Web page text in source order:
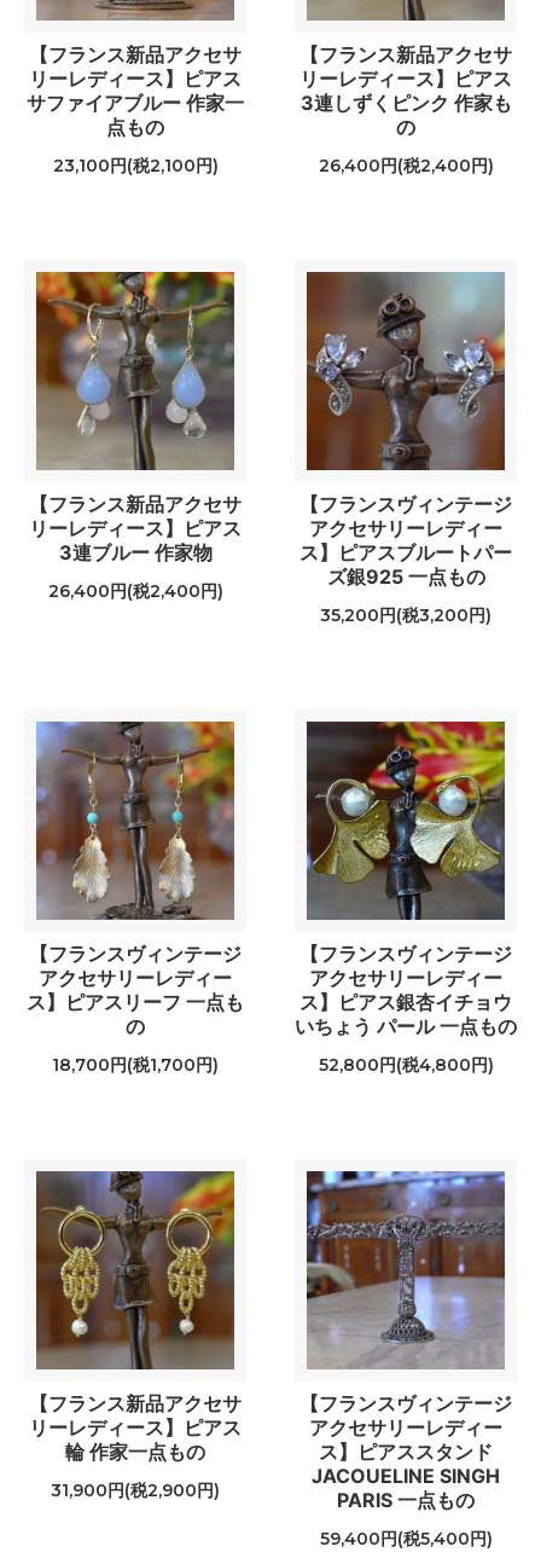
【フランス新品アクセサ
リーレディース】ピアス
サファイアブルー 作家一
点もの
23,100円(税2,100円)
【フランス新品アクセサ
リーレディース】ピアス
3連しずくピンク 作家も
の
26,400円(税2,400円)
【フランス新品アクセサ
リーレディース】ピアス
3連ブルー 作家物
26,400円(税2,400円)
【フランスヴィンテージ
アクセサリーレディー
ス】ピアスブルートパー
ズ銀925 一点もの
35,200円(税3,200円)
【フランスヴィンテージ
アクセサリーレディー
ス】ピアスリーフ 一点も
の
18,700円(税1,700円)
【フランスヴィンテージ
アクセサリーレディー
ス】ピアス銀杏イチョウ
いちょう パール 一点もの
52,800円(税4,800円)
【フランス新品アクセサ
リーレディース】ピアス
輪 作家一点もの
31,900円(税2,900円)
【フランスヴィンテージ
アクセサリーレディー
ス】ピアススタンド
JACOUELINE SINGH
PARIS 一点もの
59,400円(税5,400円)